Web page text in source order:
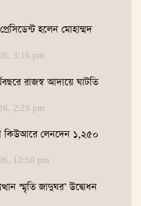
হলেন মোহাম্মদ
3:16 pm
রাজস্ব আদায়ে ঘাটতি
2:29 pm
কিউআরে লেনদেন ১,২৫০
12:50 pm
স্মৃতি জাদুঘর’ উদ্বোধন